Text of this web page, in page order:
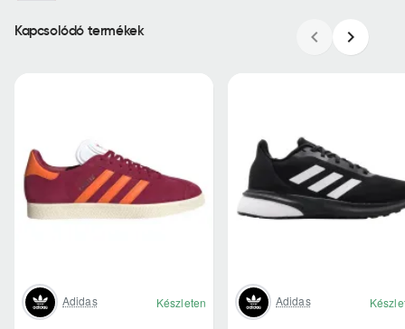
Kapcsolódó termékek
Adidas Készleten Adidas